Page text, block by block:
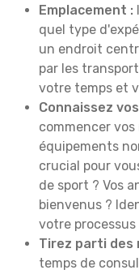
Emplacement :
quel type
un endroit
par les
votre temps et
Connaissez
commencer
équipements
crucial pour
de sport ? Vos
bienvenus ?
votre
Tirez parti des
temps de